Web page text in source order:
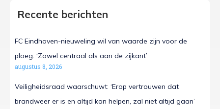
Recente berichten
FC Eindhoven-nieuweling wil van waarde zijn voor de
ploeg: ‘Zowel centraal als aan de zijkant’
augustus 8, 2026
Veiligheidsraad waarschuwt: ‘Erop vertrouwen dat
brandweer er is en altijd kan helpen, zal niet altijd gaan’